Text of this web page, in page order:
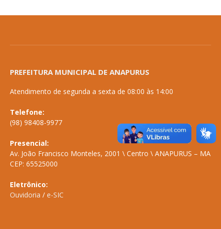
PREFEITURA MUNICIPAL DE ANAPURUS
Atendimento de segunda a sexta de 08:00 às 14:00
Telefone:
(98) 98408-9977
Presencial:
Av. João Francisco Monteles, 2001 \ Centro \ ANAPURUS – MA
CEP: 65525000
Eletrônico:
Ouvidoria / e-SIC